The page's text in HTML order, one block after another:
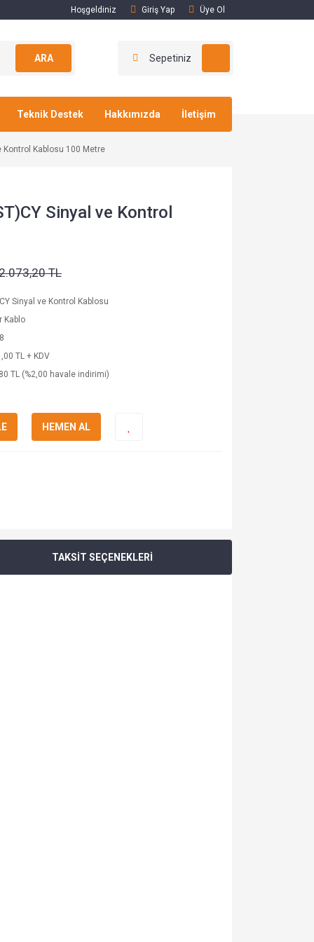
Hoşgeldiniz Giriş Yap Üye Ol
ARA Sepetiniz
Teknik Destek Hakkımızda İletişim
Kontrol Kablosu 100 Metre
Sinyal ve Kontrol
TL
Sinyal ve Kontrol Kablosu
Kablo
TL + KDV
TL (%2,00 havale indirimi)
HEMEN AL
TAKSİT SEÇENEKLERİ